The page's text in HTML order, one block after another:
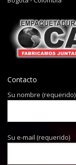
Contacto
Su nombre (requerido)
Su e-mail (requerido)